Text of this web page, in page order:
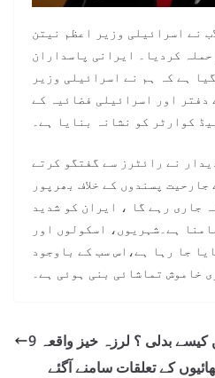
نے اسرائیلی وزیر اعظم نیتن
کردیا۔ ایرانی پاسداران
ہے کہ ہم نے اسرائیلی وزیر
دفتر اور اسرائیلی فضائیہ کے
کوارٹر کو نشانہ بنایا ہے۔
نے رائٹرز سے گفتگو کرتے
جارحیت پسندوں کے خلاف بھرپور
جاری رہے گا ، ایران کو شدید
ہے۔شہریوں، اسکولوں اور
جا رہا ہے،اس سب کے باوجود
خاموش تماشائی بنی ہوئی ہے۔
کیسے بدلی ؟ لرزہ خیز واقعہ
کے تعلقات سامنے آگئے